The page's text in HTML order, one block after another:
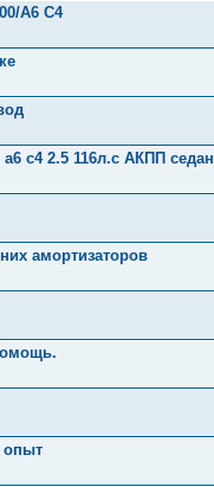
A6 C4
c4 2.5 116л.с АКПП седан
амортизаторов
опыт